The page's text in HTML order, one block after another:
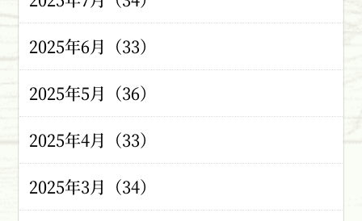
2025年6月（33）
2025年5月（36）
2025年4月（33）
2025年3月（34）